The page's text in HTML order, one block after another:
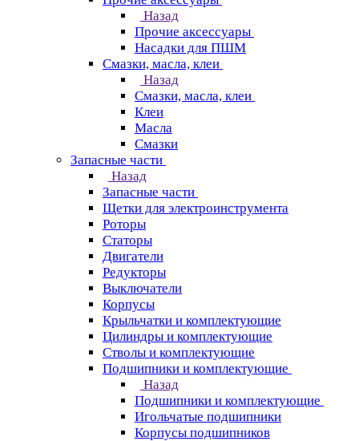
Назад
Прочие аксессуары
Насадки для ПШМ
Смазки, масла, клеи
Назад
Смазки, масла, клеи
Клеи
Масла
Смазки
Запасные части
Назад
Запасные части
Щетки для электроинструмента
Роторы
Статоры
Двигатели
Редукторы
Выключатели
Корпусы
Крыльчатки и комплектующие
Цилиндры и комплектующие
Стволы и комплектующие
Подшипники и комплектующие
Назад
Подшипники и комплектующие
Игольчатые подшипники
Корпусы подшипников